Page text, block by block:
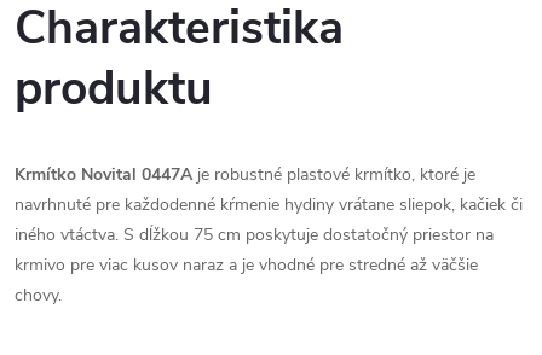
Charakteristika
produktu
Krmítko Novital 0447Aje robustné plastové krmítko, ktoré je
navrhnuté pre každodenné kŕmenie hydiny vrátane sliepok, kačiek či
iného vtáctva. S dĺžkou 75 cm poskytuje dostatočný priestor na
krmivo pre viac kusov naraz a je vhodné pre stredné až väčšie
chovy.